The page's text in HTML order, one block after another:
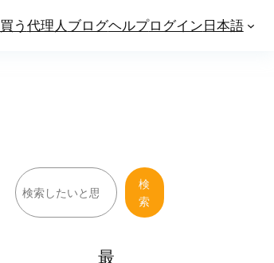
買う 代理人 ブログヘルプログイン日本語
検
索
検
索
最